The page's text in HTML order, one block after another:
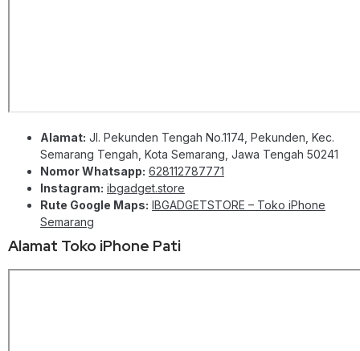
Alamat: Jl. Pekunden Tengah No.1174, Pekunden, Kec.
Semarang Tengah, Kota Semarang, Jawa Tengah 50241
Nomor Whatsapp: 628112787771
Instagram: ibgadget.store
Rute Google Maps: IBGADGETSTORE – Toko iPhone
Semarang
Alamat Toko iPhone Pati